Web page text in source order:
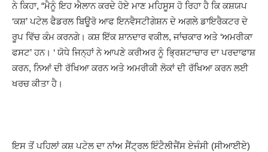
ਨੇ ਕਿਹਾ, “ਮੈਨੂੰ ਇਹ ਐਲਾਨ ਕਰਦੇ ਹੋਏ ਮਾਣ ਮਹਿਸੂਸ ਹੋ ਰਿਹਾ ਹੈ ਕਿ ਕਸ਼ਯਪ
‘ਕਸ਼’ ਪਟੇਲ ਫੈਡਰਲ ਬਿਊਰੋ ਆਫ ਇਨਵੈਸਟੀਗੇਸ਼ਨ ਦੇ ਅਗਲੇ ਡਾਇਰੈਕਟਰ ਦੇ
ਰੂਪ ਵਿੱਚ ਕੰਮ ਕਰਨਗੇ। ਕਸ਼ ਇੱਕ ਸ਼ਾਨਦਾਰ ਵਕੀਲ, ਜਾਂਚਕਾਰ ਅਤੇ ‘ਅਮਰੀਕਾ
ਫਸਟ’ ਹਨ। ‘ ਯੋਧੇ ਜਿਨ੍ਹਾਂ ਨੇ ਆਪਣੇ ਕਰੀਅਰ ਨੂੰ ਭ੍ਰਿਸ਼ਟਾਚਾਰ ਦਾ ਪਰਦਾਫਾਸ਼
ਕਰਨ, ਨਿਆਂ ਦੀ ਰੱਖਿਆ ਕਰਨ ਅਤੇ ਅਮਰੀਕੀ ਲੋਕਾਂ ਦੀ ਰੱਖਿਆ ਕਰਨ ਲਈ
ਖਰਚ ਕੀਤਾ ਹੈ।
ਇਸ ਤੋਂ ਪਹਿਲਾਂ ਕਸ਼ ਪਟੇਲ ਦਾ ਨਾਂਅ ਸੈਂਟ੍ਰਲ ਇੰਟੈਲੀਜੈਂਸ ਏਜੰਸੀ (ਸੀਆਈਏ)